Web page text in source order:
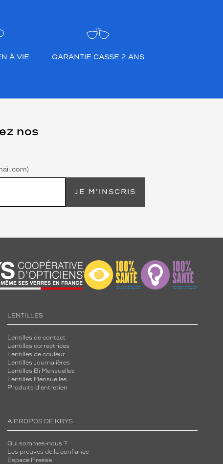
À VIE GARANTIE CASSE 2 ANS
nos
JE M'INSCRIS
LENTILLES
Lentilles de contact
Lentilles correctrices
Lentilles de couleur
Lentilles Journalières
Lentilles Bi Mensuelles
Lentilles Mensuelles
Produits d'entretien
A PROPOS DE KRYS
Qui sommes-nous ?
Les preuves de la confiance
Espace Presse